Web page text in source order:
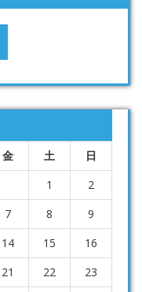
金 土
日
1
2
7 8
9
14 15
16
21 22
23